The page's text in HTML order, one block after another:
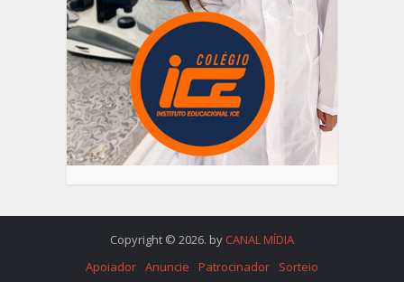
Copyright © 2026. by CANAL MÍDIA
Apoiador Anuncie Patrocinador Sorteio